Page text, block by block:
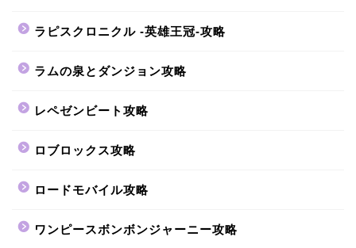
ラピスクロニクル -英雄王冠-攻略
ラムの泉とダンジョン攻略
レペゼンビート攻略
ロブロックス攻略
ロードモバイル攻略
ワンピースボンボンジャーニー攻略